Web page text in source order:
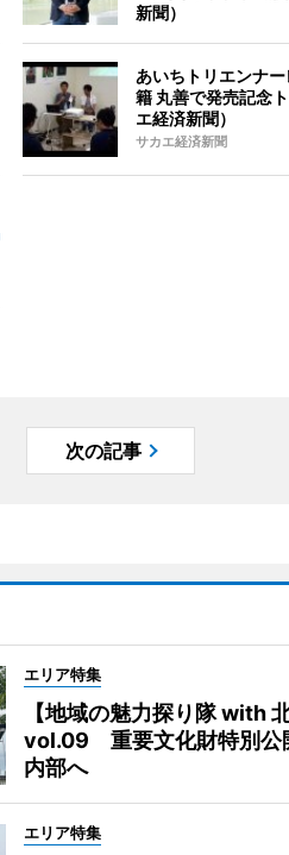
新聞）
あいちトリエンナ
籍 丸善で発売記念
エ経済新聞）
サカエ経済新聞
次の記事
エリア特集
【地域の魅力探り隊 with
vol.09 重要文化財特別公
内部へ
エリア特集